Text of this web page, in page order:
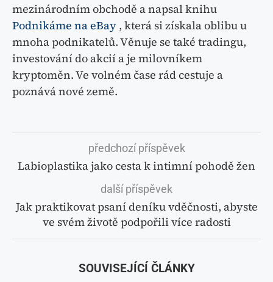
mezinárodním obchodě a napsal knihu
Podnikáme na eBay , která si získala oblibu u
mnoha podnikatelů. Věnuje se také tradingu,
investování do akcií a je milovníkem
kryptoměn. Ve volném čase rád cestuje a
poznává nové země.
předchozí příspěvek
Labioplastika jako cesta k intimní pohodě žen
další příspěvek
Jak praktikovat psaní deníku vděčnosti, abyste
ve svém životě podpořili více radosti
SOUVISEJÍCÍ ČLÁNKY